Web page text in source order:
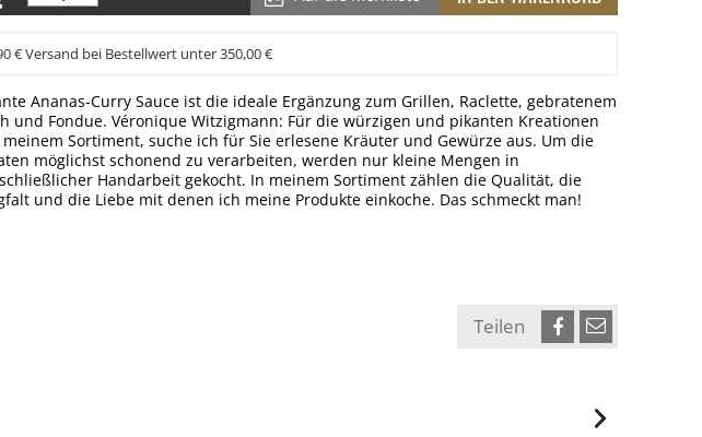
€ Versand bei Bestellwert unter 350,00 €
Ananas-Curry Sauce ist die ideale Ergänzung zum Grillen, Raclette, gebratenem
und Fondue. Véronique Witzigmann: Für die würzigen und pikanten Kreationen
meinem Sortiment, suche ich für Sie erlesene Kräuter und Gewürze aus. Um die
möglichst schonend zu verarbeiten, werden nur kleine Mengen in
Handarbeit gekocht. In meinem Sortiment zählen die Qualität, die
und die Liebe mit denen ich meine Produkte einkoche. Das schmeckt man!
Teilen